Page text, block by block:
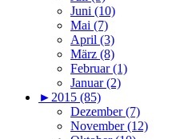
Juni (10)
Mai (7)
April (3)
März (8)
Februar (1)
Januar (2)
►2015 (85)
Dezember (7)
November (12)